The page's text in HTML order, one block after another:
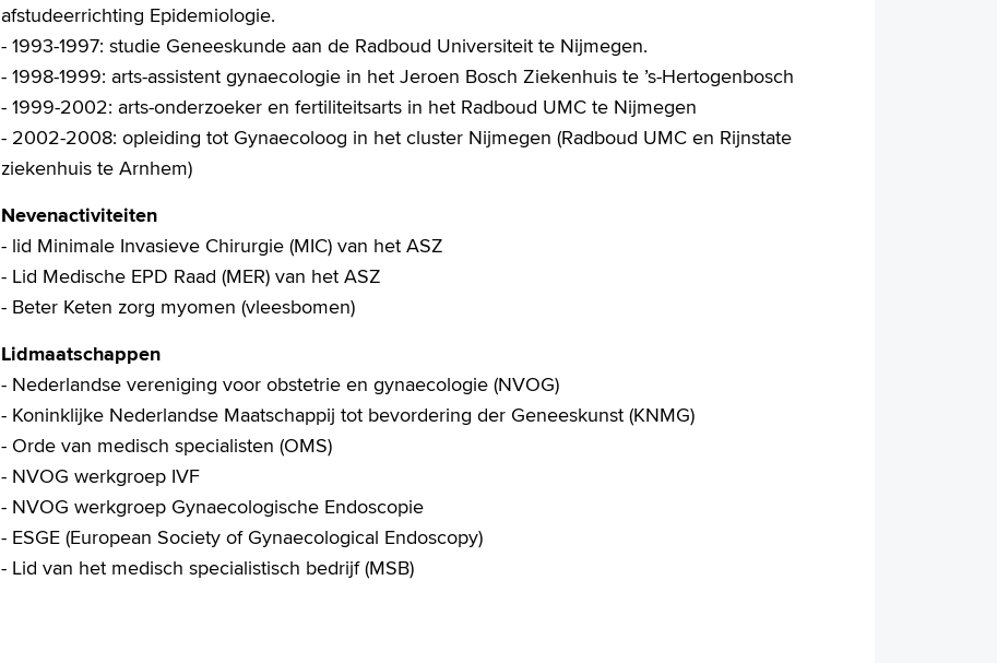
afstudeerrichting Epidemiologie.
- 1993-1997: studie Geneeskunde aan de Radboud Universiteit te Nijmegen.
- 1998-1999: arts-assistent gynaecologie in het Jeroen Bosch Ziekenhuis te ’s-Hertogenbosch
- 1999-2002: arts-onderzoeker en fertiliteitsarts in het Radboud UMC te Nijmegen
- 2002-2008: opleiding tot Gynaecoloog in het cluster Nijmegen (Radboud UMC en Rijnstate
ziekenhuis te Arnhem)
Nevenactiviteiten
- lid Minimale Invasieve Chirurgie (MIC) van het ASZ
- Lid Medische EPD Raad (MER) van het ASZ
- Beter Keten zorg myomen (vleesbomen)
Lidmaatschappen
- Nederlandse vereniging voor obstetrie en gynaecologie (NVOG)
- Koninklijke Nederlandse Maatschappij tot bevordering der Geneeskunst (KNMG)
- Orde van medisch specialisten (OMS)
- NVOG werkgroep IVF
- NVOG werkgroep Gynaecologische Endoscopie
- ESGE (European Society of Gynaecological Endoscopy)
- Lid van het medisch specialistisch bedrijf (MSB)